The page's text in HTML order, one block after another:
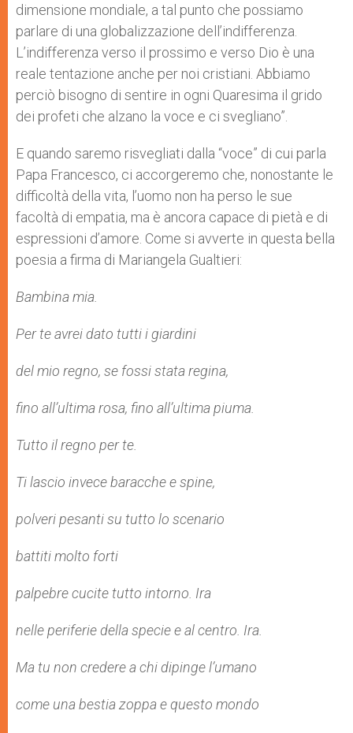
dimensione mondiale, a tal punto che possiamo
parlare di una globalizzazione dell’indifferenza.
L’indifferenza verso il prossimo e verso Dio è una
reale tentazione anche per noi cristiani. Abbiamo
perciò bisogno di sentire in ogni Quaresima il grido
dei profeti che alzano la voce e ci svegliano”.
E quando saremo risvegliati dalla “voce” di cui parla
Papa Francesco, ci accorgeremo che, nonostante le
difficoltà della vita, l’uomo non ha perso le sue
facoltà di empatia, ma è ancora capace di pietà e di
espressioni d’amore. Come si avverte in questa bella
poesia a firma di Mariangela Gualtieri:
Bambina mia.
Per te avrei dato tutti i giardini
del mio regno, se fossi stata regina,
fino all’ultima rosa, fino all’ultima piuma.
Tutto il regno per te.
Ti lascio invece baracche e spine,
polveri pesanti su tutto lo scenario
battiti molto forti
palpebre cucite tutto intorno. Ira
nelle periferie della specie e al centro. Ira.
Ma tu non credere a chi dipinge l’umano
come una bestia zoppa e questo mondo